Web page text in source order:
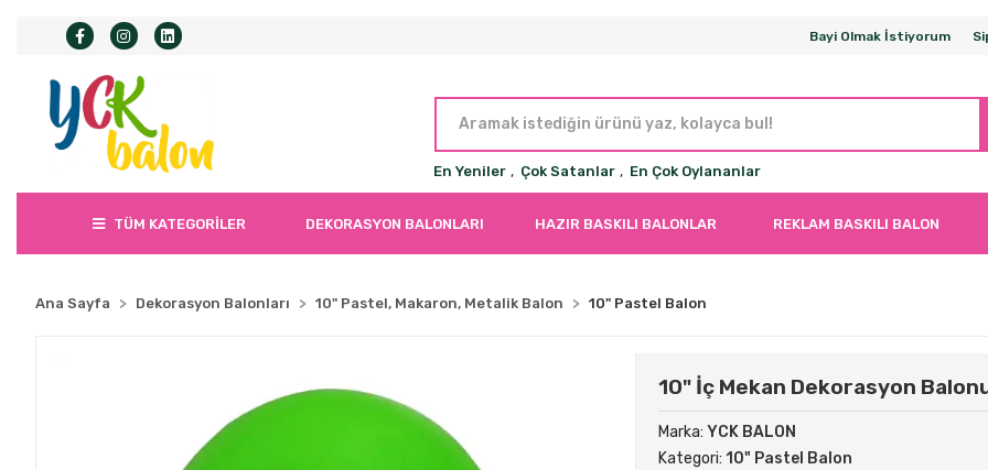
Bayi Olmak İstiyorum
En Yeniler , Çok Satanlar , En Çok Oylananlar
TÜM KATEGORİLER DEKORASYON BALONLARI HAZIR BASKILI BALONLAR REKLAM BASKILI BALON
Ana Sayfa Dekorasyon Balonları 10" Pastel, Makaron, Metalik Balon 10" Pastel Balon
10" İç Mekan Dekorasyon
Marka:YCK BALON
Kategori: 10" Pastel Balon